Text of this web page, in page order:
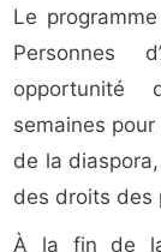
Le
Personnes
opportunité
semaines
de la
des droits des
À la fin de